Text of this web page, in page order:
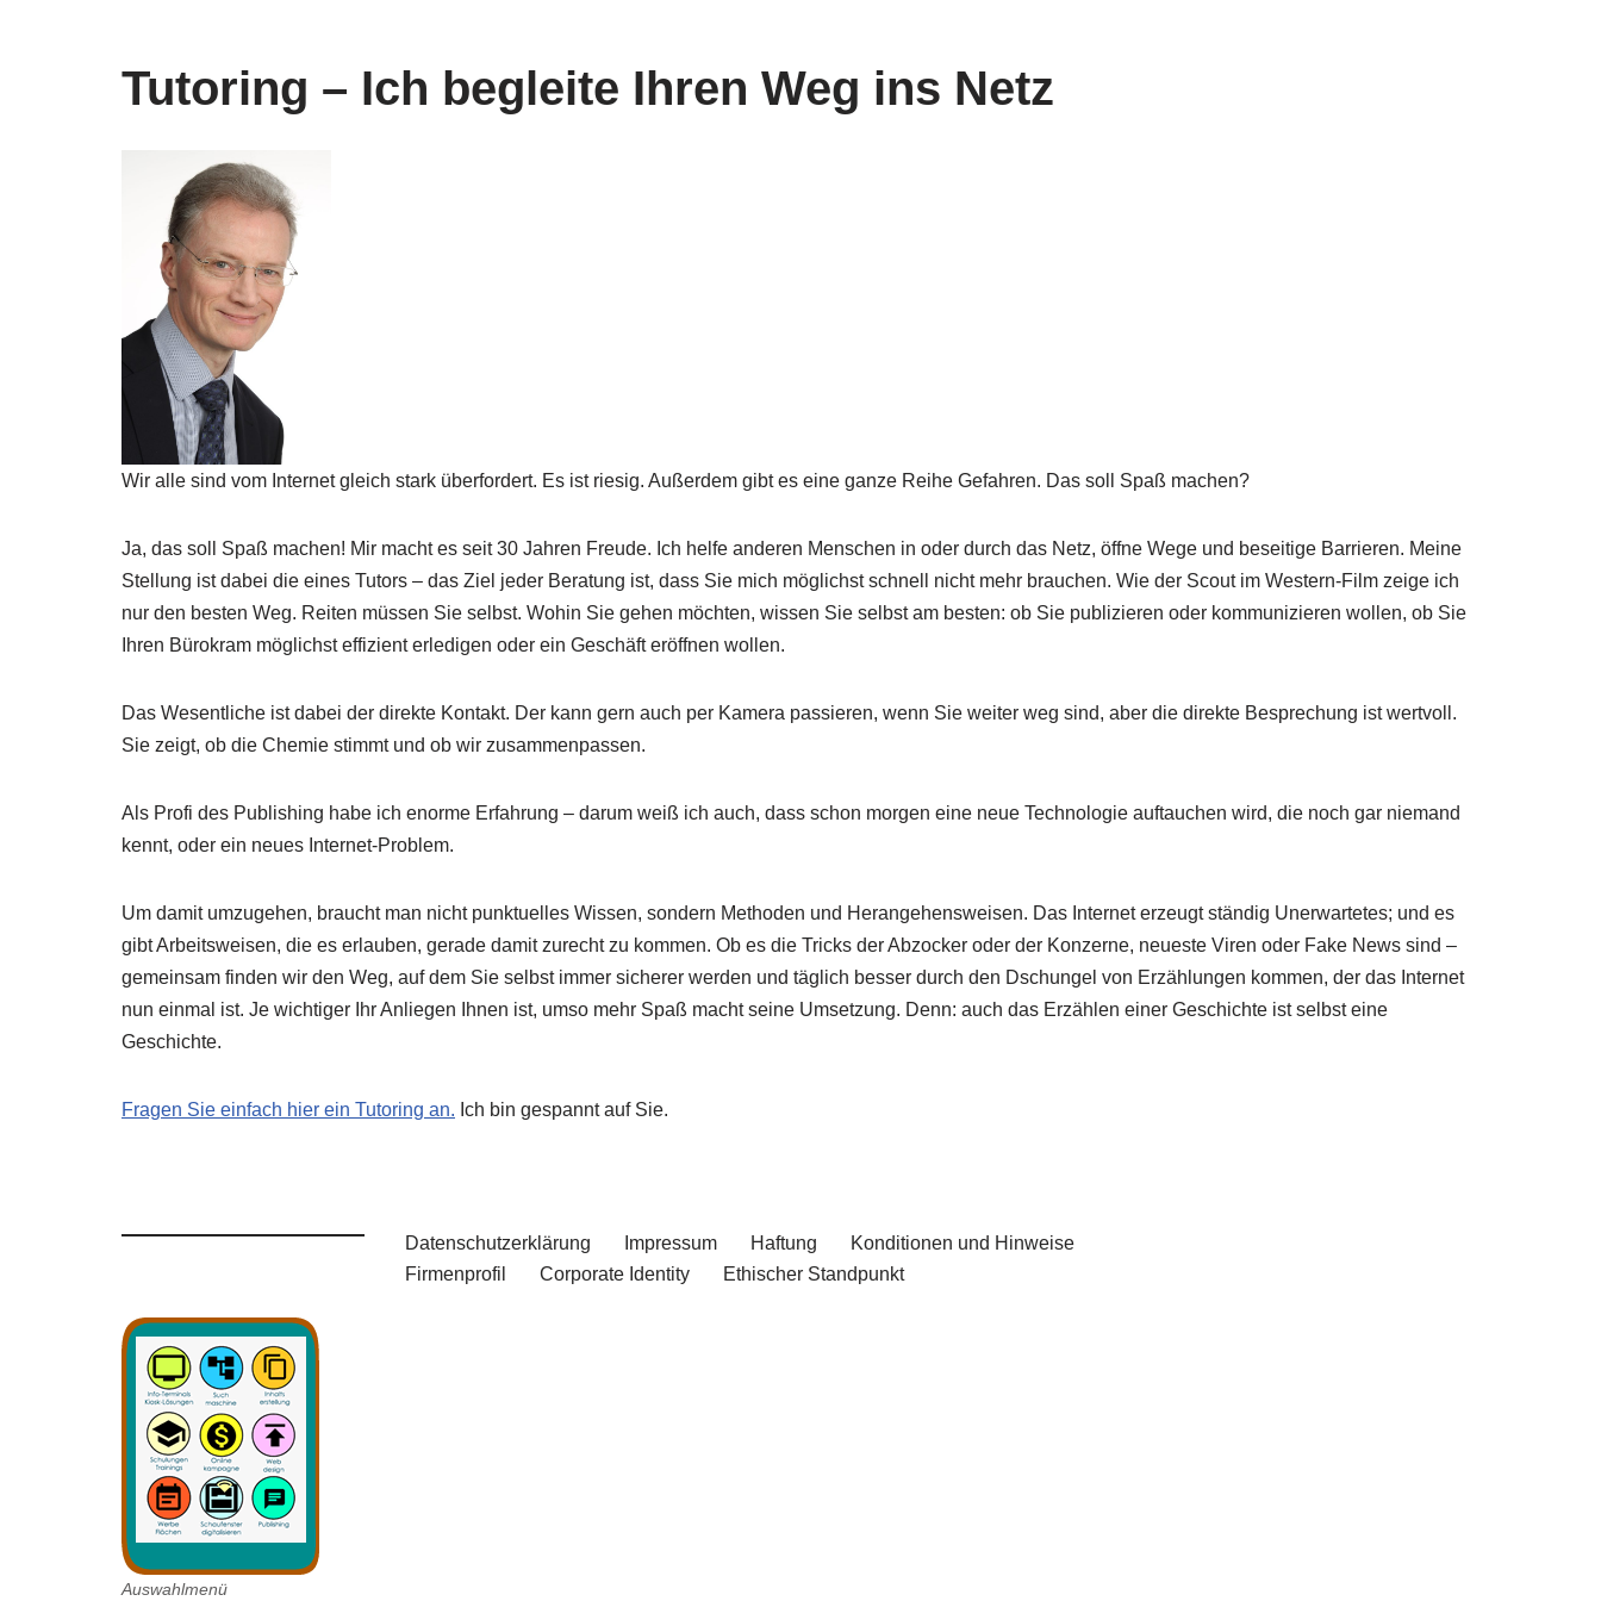
Tutoring – Ich begleite Ihren Weg ins Netz
Wir alle sind vom Internet gleich stark überfordert. Es ist riesig. Außerdem gibt es eine ganze Reihe Gefahren. Das soll Spaß machen?
Ja, das soll Spaß machen! Mir macht es seit 30 Jahren Freude. Ich helfe anderen Menschen in oder durch das Netz, öffne Wege und beseitige Barrieren. Meine
Stellung ist dabei die eines Tutors – das Ziel jeder Beratung ist, dass Sie mich möglichst schnell nicht mehr brauchen. Wie der Scout im Western-Film zeige ich
nur den besten Weg. Reiten müssen Sie selbst. Wohin Sie gehen möchten, wissen Sie selbst am besten: ob Sie publizieren oder kommunizieren wollen, ob Sie
Ihren Bürokram möglichst effizient erledigen oder ein Geschäft eröffnen wollen.
Das Wesentliche ist dabei der direkte Kontakt. Der kann gern auch per Kamera passieren, wenn Sie weiter weg sind, aber die direkte Besprechung ist wertvoll.
Sie zeigt, ob die Chemie stimmt und ob wir zusammenpassen.
Als Profi des Publishing habe ich enorme Erfahrung – darum weiß ich auch, dass schon morgen eine neue Technologie auftauchen wird, die noch gar niemand
kennt, oder ein neues Internet-Problem.
Um damit umzugehen, braucht man nicht punktuelles Wissen, sondern Methoden und Herangehensweisen. Das Internet erzeugt ständig Unerwartetes; und es
gibt Arbeitsweisen, die es erlauben, gerade damit zurecht zu kommen. Ob es die Tricks der Abzocker oder der Konzerne, neueste Viren oder Fake News sind –
gemeinsam finden wir den Weg, auf dem Sie selbst immer sicherer werden und täglich besser durch den Dschungel von Erzählungen kommen, der das Internet
nun einmal ist. Je wichtiger Ihr Anliegen Ihnen ist, umso mehr Spaß macht seine Umsetzung. Denn: auch das Erzählen einer Geschichte ist selbst eine
Geschichte.
Fragen Sie einfach hier ein Tutoring an. Ich bin gespannt auf Sie.
Auswahlmenü
Datenschutzerklärung Impressum Haftung
Konditionen und Hinweise
Firmenprofil
Corporate Identity Ethischer Standpunkt